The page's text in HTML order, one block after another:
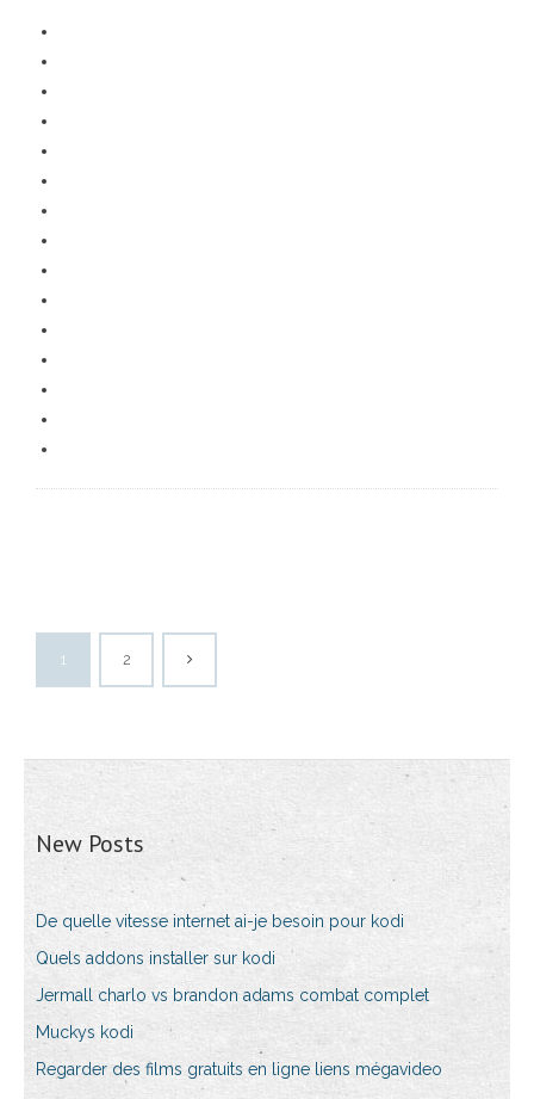
1 2
New Posts
De quelle vitesse internet ai-je besoin pour kodi
Quels addons installer sur kodi
Jermall charlo vs brandon adams combat complet
Muckys kodi
Regarder des films gratuits en ligne liens mégavideo